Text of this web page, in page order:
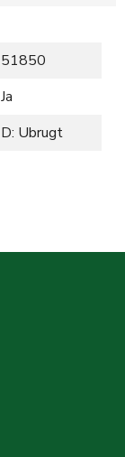
51850
Ja
D: Ubrugt